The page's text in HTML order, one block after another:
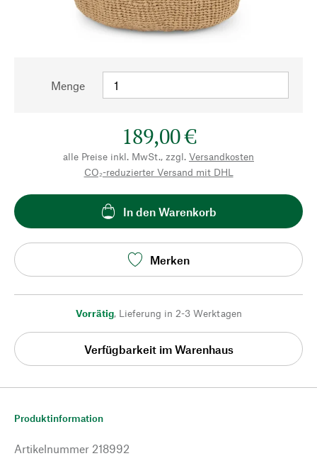
Menge
189,00 €
alle Preise inkl. MwSt., zzgl. Versandkosten
CO₂-reduzierter Versand mit DHL
In den Warenkorb
Merken
Vorrätig, Lieferung in 2-3 Werktagen
Verfügbarkeit im Warenhaus
Produktinformation
Artikelnummer 218992